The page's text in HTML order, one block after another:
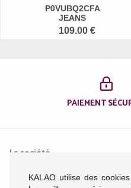
KALAO utilise des
P0VUBQ2CFA
JEANS
109.00 €
PAIEMENT
La société
Mentions légales